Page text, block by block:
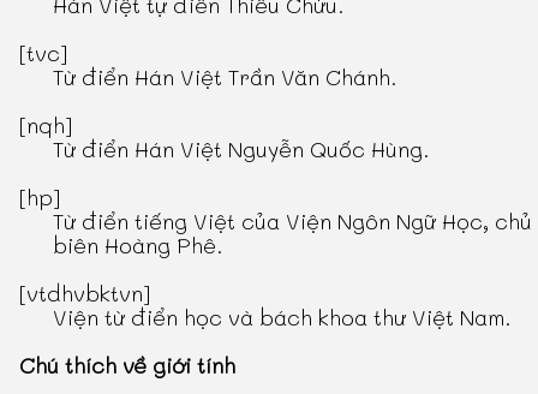
[tvc]
Từ điển Hán Việt Trần Văn Chánh.
[nqh]
Từ điển Hán Việt Nguyễn Quốc Hùng.
[hp]
Từ điển tiếng Việt của Viện Ngôn Ngữ Học, chủ
biên Hoàng Phê.
[vtdhvbktvn]
Viện từ điển học và bách khoa thư Việt Nam.
Chú thích về giới tính